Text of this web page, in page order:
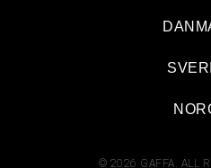
© 2026 GAFFA. ALL